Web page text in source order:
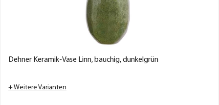
Dehner Keramik-Vase Linn, bauchig, dunkelgrün
+ Weitere Varianten